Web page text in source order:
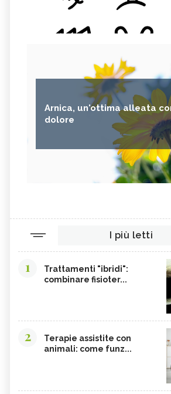
Arnica, un'ottima alleata
dolore
I più letti
1
Trattamenti "ibridi":
combinare fisioter...
2
Terapie assistite con
animali: come funz...